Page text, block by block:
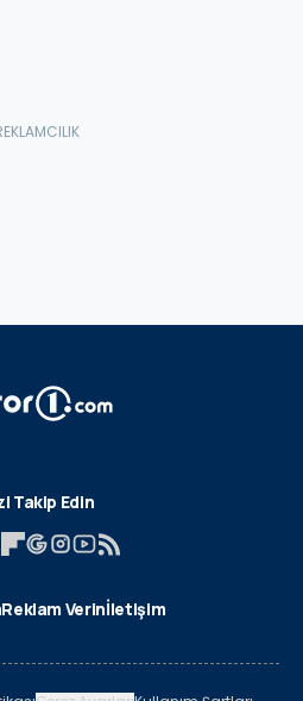
Takip Edin
Reklam Verinİletişim